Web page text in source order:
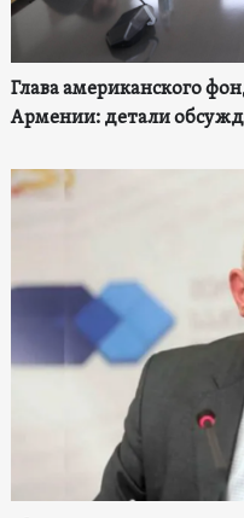
Глава американского
Армении: детали